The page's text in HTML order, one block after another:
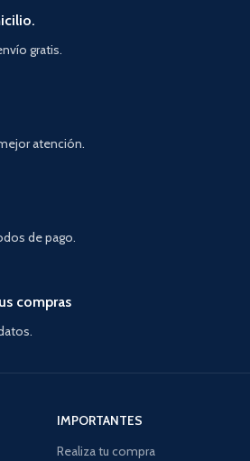
gratis.
atención.
de pago.
compras
IMPORTANTES
Realiza tu compra